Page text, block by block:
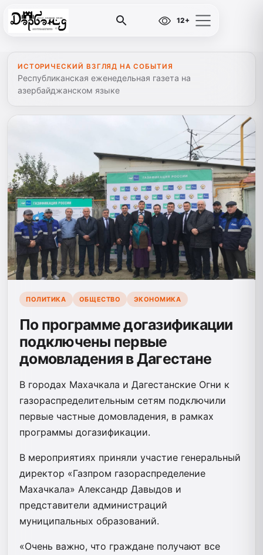
12+
ИСТОРИЧЕСКИЙ ВЗГЛЯД НА СОБЫТИЯ
Республиканская еженедельная газета на
азербайджанском языке
ПОЛИТИКА ОБЩЕСТВО ЭКОНОМИКА
По программе догазификации
подключены первые
домовладения в Дагестане
В городах Махачкала и Дагестанские Огни к
газораспределительным сетям подключили
первые частные домовладения, в рамках
программы догазификации.
В мероприятиях приняли участие генеральный
директор «Газпром газораспределение
Махачкала» Александр Давыдов и
представители администраций
муниципальных образований.
«Очень важно, что граждане получают все